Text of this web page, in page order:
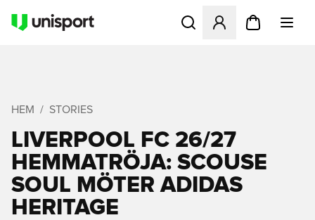
Öppnar en Modal för att
HEM STORIES
LIVERPOOL FC 26/27
HEMMATRÖJA: SCOUSE
SOUL MÖTER ADIDAS
HERITAGE